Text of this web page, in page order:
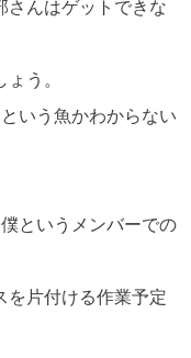
さんはゲットできな
う。
いう魚かわからない
というメンバーでの
を片付ける作業予定